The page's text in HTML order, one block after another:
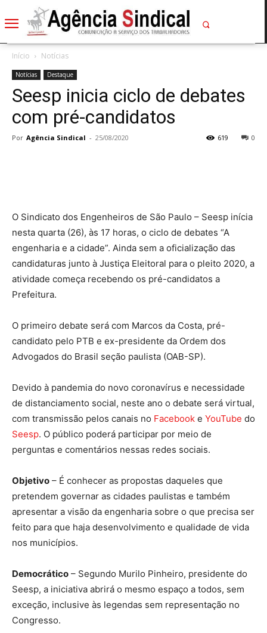
Início Notícias
Notícias Destaque
Seesp inicia ciclo de debates
com pré-candidatos
Por Agência Sindical - 25/08/2020 0
619
O Sindicato dos Engenheiros de São Paulo – Seesp inícia
nesta quarta (26), às 17 horas, o ciclo de debates “A
engenharia e a cidade”. Ainda sem a oficialização das
candidaturas junto à Justiça Eleitoral para o pleito 2020, a
atividade começa recebendo os pré-candidatos a
Prefeitura.
O primeiro debate será com Marcos da Costa, pré-
candidato pelo PTB e ex-presidente da Ordem dos
Advogados do Brasil seção paulista (OAB-SP).
Devido à pandemia do novo coronavírus e necessidade
de distanciamento social, neste ano o debate será virtual,
com transmissão pelos canais no Facebook e YouTube do
Seesp. O público poderá participar por meio de
perguntas e comentários nessas redes sociais.
Objetivo – É conhecer as propostas daqueles que
pretendem governar as cidades paulistas e também
apresentar a visão da engenharia sobre o que precisa ser
feito para que haja desenvolvimento e qualidade de vida
nos municípios.
Democrático – Segundo Murilo Pinheiro, presidente do
Seesp, a iniciativa abrirá o mesmo espaço a todos, sem
exceção, inclusive às legendas sem representação no
Congresso.